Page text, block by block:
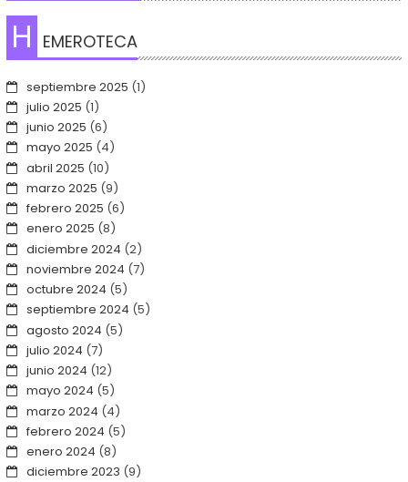
H EMEROTECA
septiembre 2025 (1)
julio 2025 (1)
junio 2025 (6)
mayo 2025 (4)
abril 2025 (10)
marzo 2025 (9)
febrero 2025 (6)
enero 2025 (8)
diciembre 2024 (2)
noviembre 2024 (7)
octubre 2024 (5)
septiembre 2024 (5)
agosto 2024 (5)
julio 2024 (7)
junio 2024 (12)
mayo 2024 (5)
marzo 2024 (4)
febrero 2024 (5)
enero 2024 (8)
diciembre 2023 (9)